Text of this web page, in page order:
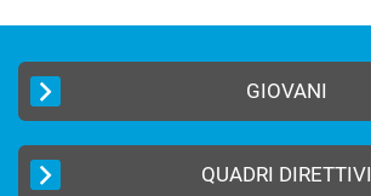
GIOVANI
QUADRI DIRETTIVI